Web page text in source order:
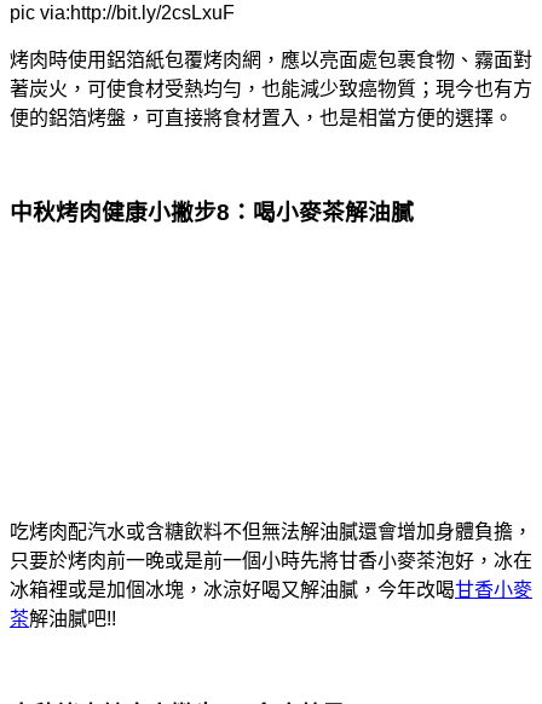
pic via:http://bit.ly/2csLxuF
烤肉時使用鋁箔紙包覆烤肉網，應以亮面處包裹食物、霧面對
著炭火，可使食材受熱均勻，也能減少致癌物質；現今也有方
便的鋁箔烤盤，可直接將食材置入，也是相當方便的選擇。
中秋烤肉健康小撇步8：喝小麥茶解油膩
吃烤肉配汽水或含糖飲料不但無法解油膩還會增加身體負擔，
只要於烤肉前一晚或是前一個小時先將甘香小麥茶泡好，冰在
冰箱裡或是加個冰塊，冰涼好喝又解油膩，今年改喝甘香小麥
茶解油膩吧!!